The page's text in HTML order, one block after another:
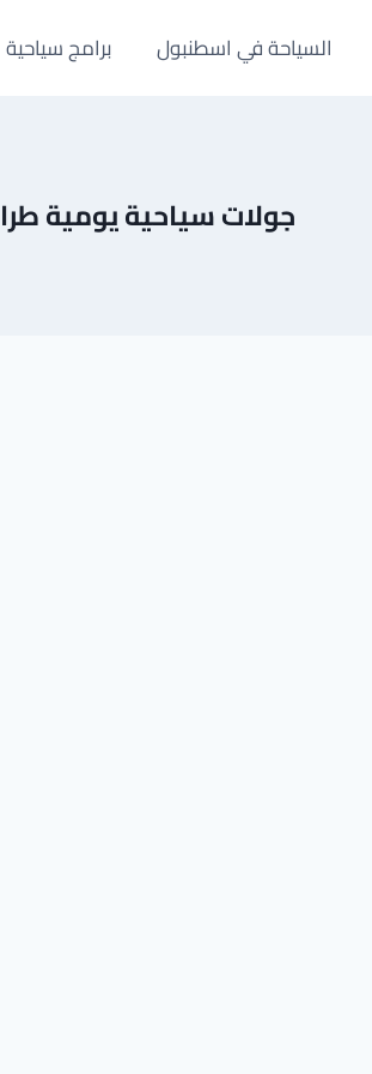
السياحة في اسطنبول برامج سياحية
جولات سياحية يومية